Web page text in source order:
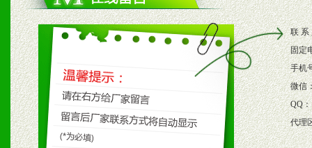
2、根据具体情况公司给予
3、根据市场需要，派驻区
保产品顺利销售。
4、根据市场情况公司给予
购支持。
联 系
固定
手机
微信
QQ：
代理